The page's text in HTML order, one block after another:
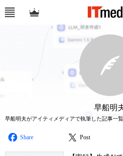
早船明
早船明夫がアイティメディアで執筆した記事一覧
Share Post